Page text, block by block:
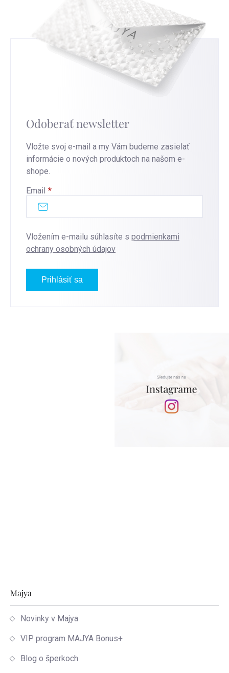
Odoberať newsletter
Vložte svoj e-mail a my Vám budeme zasielať
informácie o nových produktoch na našom e-
shope.
Email
Vložením e-mailu súhlasíte s podmienkami
ochrany osobných údajov
Prihlásiť sa
Zápätie
Majya
Novinky v Majya
VIP program MAJYA Bonus+
Blog o šperkoch